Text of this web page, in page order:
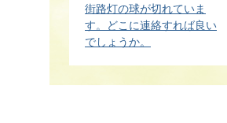
街路灯の球が切れていま
す。どこに連絡すれば良い
でしょうか。